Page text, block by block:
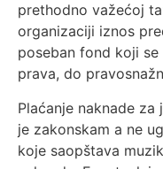
prethodno važećoj
organizaciji iznos
poseban fond koji
prava, do
Plaćanje naknade
je zakonskam a ne
koje saopštava